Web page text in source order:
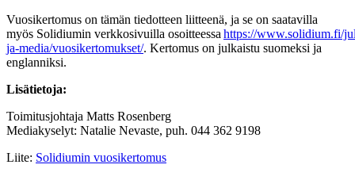
Vuosikertomus on tämän tiedotteen liitteenä, ja se on saatavilla
myös Solidiumin verkkosivuilla osoitteessa https://www.solidium.fi/
ja-media/vuosikertomukset/. Kertomus on julkaistu suomeksi ja
englanniksi.
Lisätietoja:
Toimitusjohtaja Matts Rosenberg
Mediakyselyt: Natalie Nevaste, puh. 044 362 9198
Liite: Solidiumin vuosikertomus